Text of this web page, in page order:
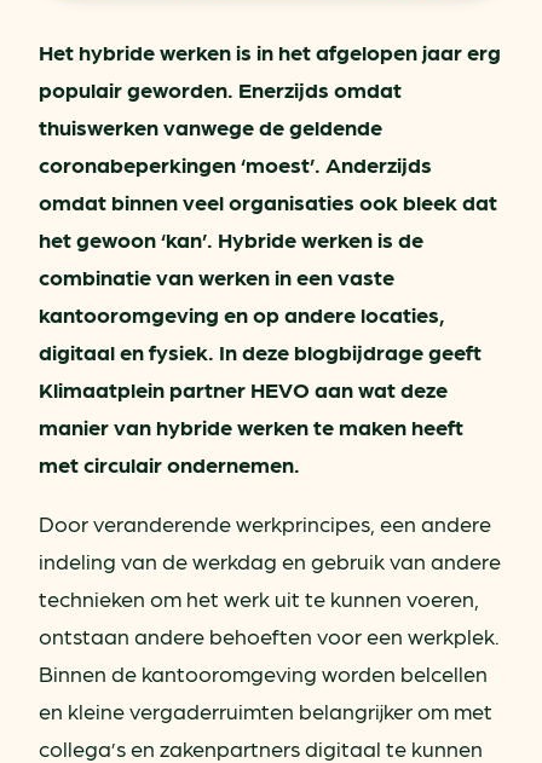
Het hybride werken is in het afgelopen jaar erg
populair geworden. Enerzijds omdat
thuiswerken vanwege de geldende
coronabeperkingen ‘moest’. Anderzijds
omdat binnen veel organisaties ook bleek dat
het gewoon ‘kan’. Hybride werken is de
combinatie van werken in een vaste
kantooromgeving en op andere locaties,
digitaal en fysiek. In deze blogbijdrage geeft
Klimaatplein partner HEVO aan wat deze
manier van hybride werken te maken heeft
met circulair ondernemen.
Door veranderende werkprincipes, een andere
indeling van de werkdag en gebruik van andere
technieken om het werk uit te kunnen voeren,
ontstaan andere behoeften voor een werkplek.
Binnen de kantooromgeving worden belcellen
en kleine vergaderruimten belangrijker om met
collega’s en zakenpartners digitaal te kunnen